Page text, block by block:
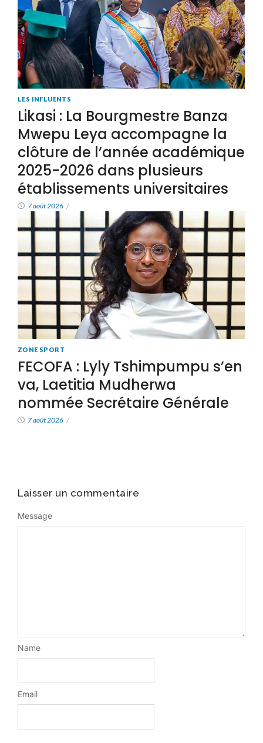
LES INFLUENTS
Likasi : La Bourgmestre Banza
Mwepu Leya accompagne la
clôture de l’année académique
2025-2026 dans plusieurs
établissements universitaires
7 août 2026 /
ZONE SPORT
FECOFA : Lyly Tshimpumpu s’en
va, Laetitia Mudherwa
nommée Secrétaire Générale
7 août 2026 /
Laisser un commentaire
Message
Name
Email